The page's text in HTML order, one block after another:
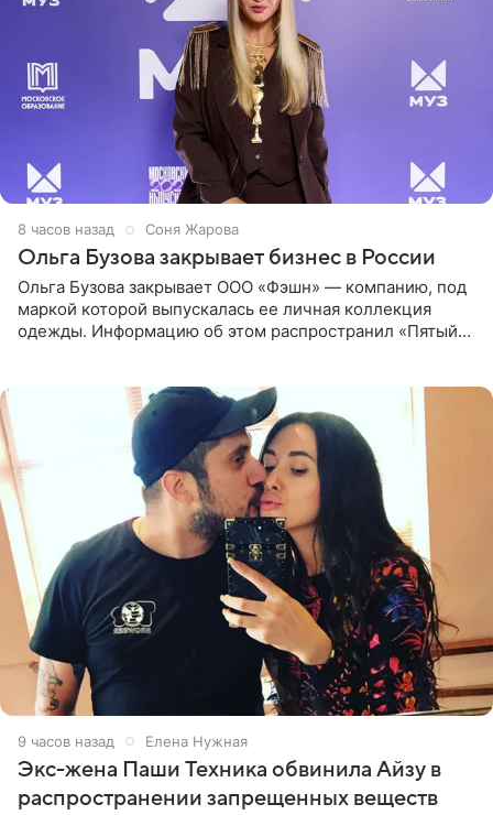
8 часов назад Соня Жарова
Ольга Бузова закрывает бизнес в России
Ольга Бузова закрывает ООО «Фэшн» — компанию, под
маркой которой выпускалась ее личная коллекция
одежды. Информацию об этом распространил «Пятый
9 часов назад Елена Нужная
Экс-жена Паши Техника обвинила Айзу в
распространении запрещенных веществ